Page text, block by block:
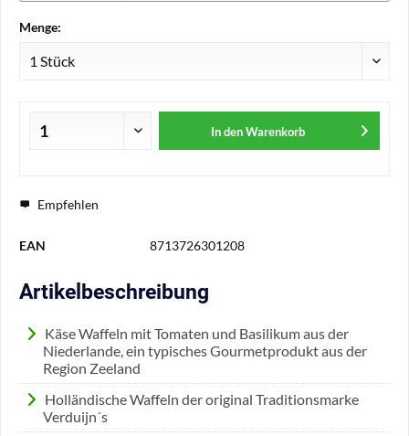
Menge:
In den Warenkorb
Empfehlen
EAN 8713726301208
Artikelbeschreibung
Käse Waffeln mit Tomaten und Basilikum aus der
Niederlande, ein typisches Gourmetprodukt aus der
Region Zeeland
Holländische Waffeln der original Traditionsmarke
Verduijn´s